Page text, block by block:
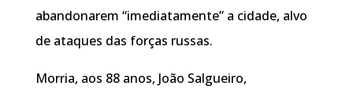
abandonarem “imediatamente” a cidade, alvo
de ataques das forças russas.
Morria, aos 88 anos, João Salgueiro,